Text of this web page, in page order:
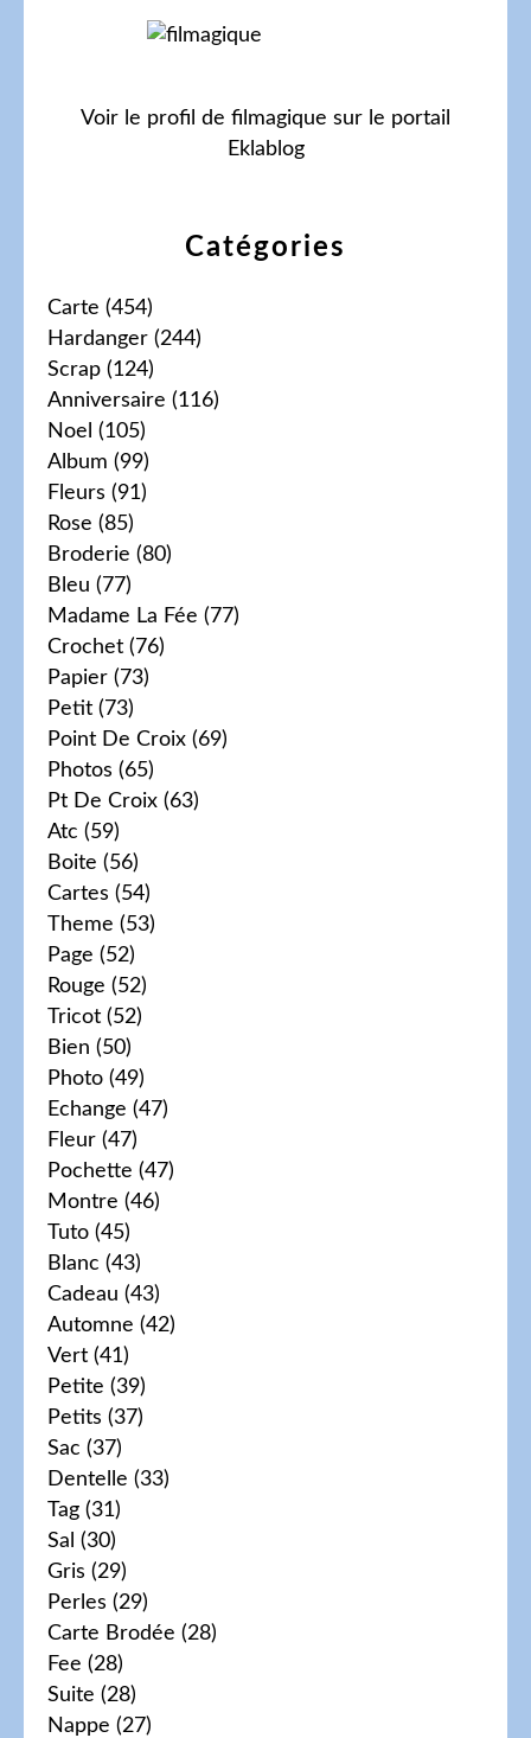
Catégories
Carte (454)
Hardanger (244)
Scrap (124)
Anniversaire (116)
Noel (105)
Album (99)
Fleurs (91)
Rose (85)
Broderie (80)
Bleu (77)
Madame La Fée (77)
Crochet (76)
Papier (73)
Petit (73)
Point De Croix (69)
Photos (65)
Pt De Croix (63)
Atc (59)
Boite (56)
Cartes (54)
Theme (53)
Page (52)
Rouge (52)
Tricot (52)
Bien (50)
Photo (49)
Echange (47)
Fleur (47)
Pochette (47)
Montre (46)
Tuto (45)
Blanc (43)
Cadeau (43)
Automne (42)
Vert (41)
Petite (39)
Petits (37)
Sac (37)
Dentelle (33)
Tag (31)
Sal (30)
Gris (29)
Perles (29)
Carte Brodée (28)
Fee (28)
Suite (28)
Nappe (27)
Voir le profil de filmagique sur le portail
Eklablog